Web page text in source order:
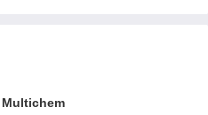
Multichem